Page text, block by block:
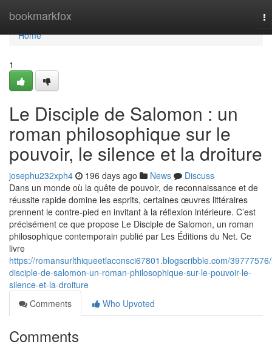
bookmarkfox
Home
Home
1
Le Disciple de Salomon : un
roman philosophique sur le
pouvoir, le silence et la droiture
josephu232xph4 196 days ago News
Discuss
Dans un monde où la quête de pouvoir, de reconnaissance et de
réussite rapide domine les esprits, certaines œuvres littéraires
prennent le contre-pied en invitant à la réflexion intérieure. C’est
précisément ce que propose Le Disciple de Salomon, un roman
philosophique contemporain publié par Les Éditions du Net. Ce
livre
https://romansurlthiqueetlaconsci67801.blogscribble.com/
disciple-de-salomon-un-roman-philosophique-sur-le-pouvoir-le-
silence-et-la-droiture
Comments
Who Upvoted
Comments